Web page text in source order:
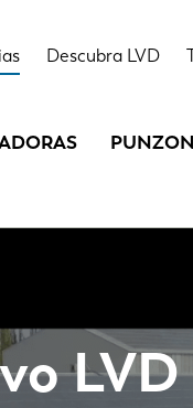
Descubra LVD